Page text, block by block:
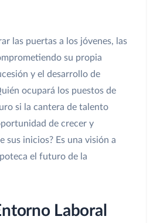
las puertas a los jóvenes, las
su propia
y el desarrollo de
ocupará los puestos de
si la cantera de talento
de crecer y
sus inicios? Es una visión a
el futuro de la
Laboral